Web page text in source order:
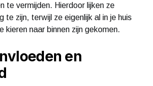
te vermijden. Hierdoor lijken ze
te zijn, terwijl ze eigenlijk al in je huis
kieren naar binnen zijn gekomen.
en